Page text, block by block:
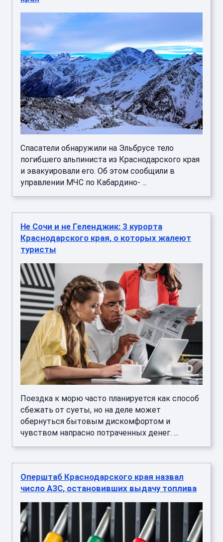
Спасатели обнаружили на Эльбрусе тело
погибшего альпиниста из Краснодарского края
и эвакуировали его. Об этом сообщили в
управлении МЧС по Кабардино- ...
Не Сочи и не Геленджик: 3 курорта
Краснодарского края, о которых жалеют
туристы
Поездка к морю часто планируется как способ
сбежать от суеты, но на деле может
обернуться бытовым дискомфортом и
чувством напрасно потраченных денег. ...
Оперштаб Краснодарского края назвал
число АЗС, остановивших выдачу топлива